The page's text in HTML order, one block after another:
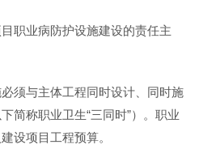
职业病防护设施建设的责任主
须与主体工程同时设计、同时施
简称职业卫生“三同时”）。职业
设项目工程预算。